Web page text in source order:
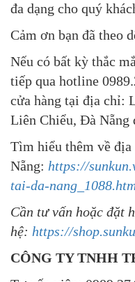
đa dạng cho quý
Cảm ơn bạn đã theo
Nếu có bất kỳ thắc
tiếp qua hotline
cửa hàng tại địa chỉ:
Liên Chiểu, Đà Nẵng
Tìm hiểu thêm về
Nẵng: https://
tai-da-
Cần tư vấn hoặc đặt
hệ: https://
CÔNG TY TNHH